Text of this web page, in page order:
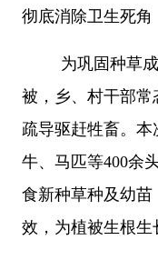
彻底消除卫生死角
为巩固种草
被，乡、村干部
疏导驱赶牲畜。
牛、马匹等400余
食新种草种及幼
效，为植被生根生